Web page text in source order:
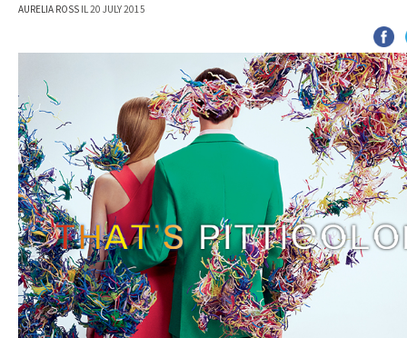
AURELIA ROSS IL 20 JULY 2015